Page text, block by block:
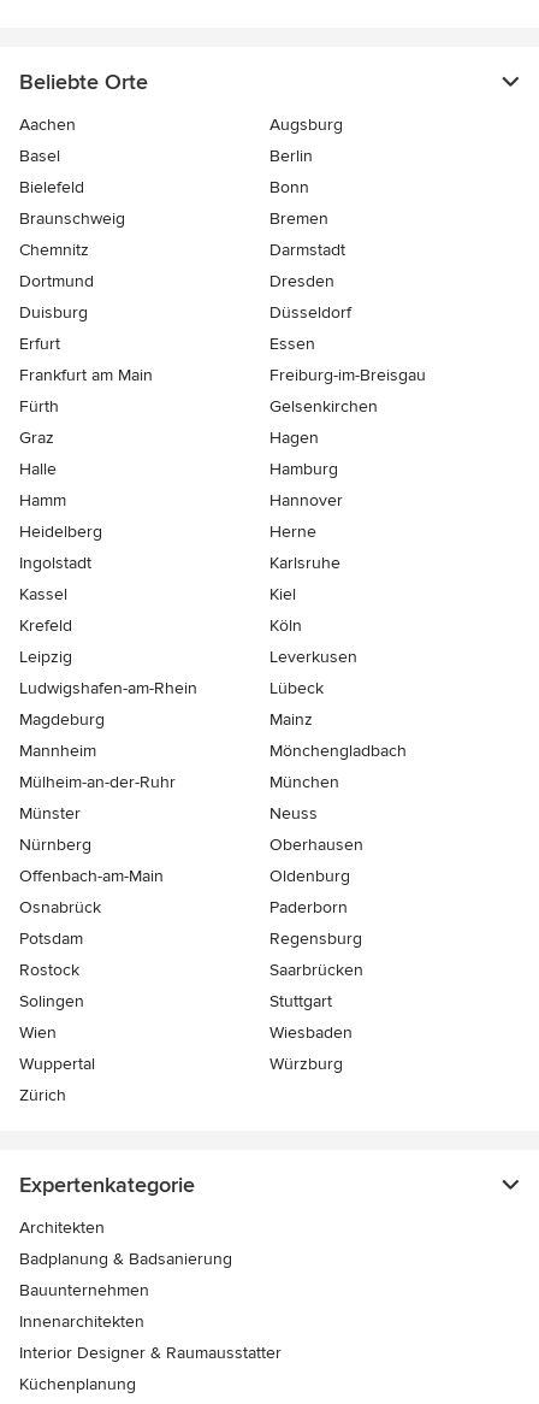
Beliebte Orte
Aachen
Augsburg
Basel
Berlin
Bielefeld
Bonn
Braunschweig
Bremen
Chemnitz
Darmstadt
Dortmund
Dresden
Duisburg
Düsseldorf
Erfurt
Essen
Frankfurt am Main
Freiburg-im-Breisgau
Fürth
Gelsenkirchen
Graz
Hagen
Halle
Hamburg
Hamm
Hannover
Heidelberg
Herne
Ingolstadt
Karlsruhe
Kassel
Kiel
Krefeld
Köln
Leipzig
Leverkusen
Ludwigshafen-am-Rhein
Lübeck
Magdeburg
Mainz
Mannheim
Mönchen­gladbach
Mülheim-an-der-Ruhr
München
Münster
Neuss
Nürnberg
Oberhausen
Offenbach-am-Main
Oldenburg
Osnabrück
Paderborn
Potsdam
Regensburg
Rostock
Saarbrücken
Solingen
Stuttgart
Wien
Wiesbaden
Wuppertal
Würzburg
Zürich
Expertenkategorie
Architekten
Badplanung & Badsanierung
Bauunternehmen
Innenarchitekten
Interior Designer & Raumausstatter
Küchenplanung